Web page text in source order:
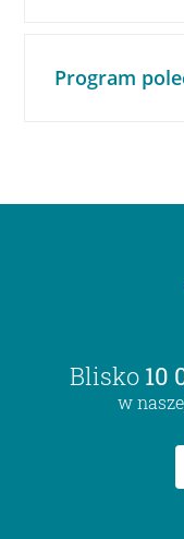
Program
Blisko 10
w